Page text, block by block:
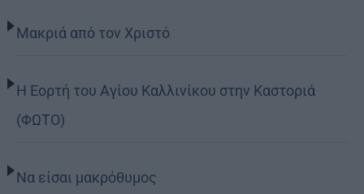
Μακριά από τον Χριστό
Η Εορτή του Αγίου Καλλινίκου στην Καστοριά
(ΦΩΤΟ)
Να είσαι μακρόθυμος